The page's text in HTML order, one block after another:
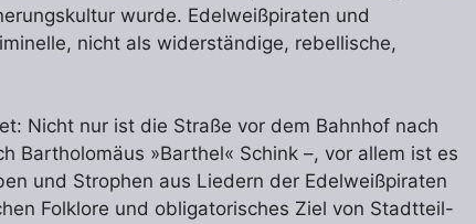
wurde. Edelweißpiraten und
nicht als widerständige, rebellische,
Nicht nur ist die Straße vor dem Bahnhof nach
Bartholomäus »Barthel« Schink –, vor allem ist es
und Strophen aus Liedern der Edelweißpiraten
Folklore und obligatorisches Ziel von Stadtteil-